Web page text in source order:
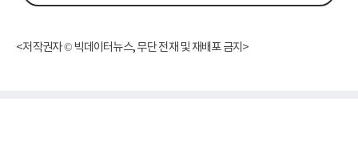
<저작권자 © 빅데이터뉴스, 무단 전재 및 재배포 금지>